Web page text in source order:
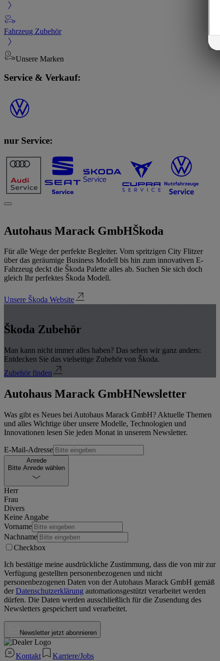
Fahrzeug Zubehör
Unsere Marken
Service & Verkauf:
nur Service:
Autohaus Marack GmbHŠkoda
Für alle Wege der perfekte Begleiter. Vom spritzigen City Flitzer
über das geräumige Business Modell bis hin zum innovativen E-
Fahrzeug deckt die Škoda Palette alles ab. Suchen Sie sich doch
gleich Ihr perfektes Škoda Modell.
Unsere Škoda Website
Škoda Zubehör
Man kann nicht immer alles haben? Das sehen wir ganz anders:
Entdecken Sie das vielseitige Zubehör von Škoda.
Zubehör finden
Autohaus Marack GmbHNewsletter
Was gibt es Neues bei Autohaus Marack GmbH? Aktuelle Themen
und alles Wichtige über unsere Modelle, Technologien und
Innovationen lesen Sie jeden Monat in unserem Newsletter.
E-Mail-Adresse
Anrede
Bitte Anrede wählen
Herr
Frau
Divers
Keine Angabe
Vorname
Nachname
Checkbox
Ich bestätige meine ausdrückliche Zustimmung, dass die von mir zur
Verfügung gestellten personenbezogenen und nicht
personenbezogenen Daten von derAutohaus Marack GmbH gemäß
derDatenschutzerklärung automationsgestützt verarbeitet werden
dürfen. Die Daten werden ausschließlich für die Zusendung des
Newsletters gespeichert und verarbeitet.
Newsletter jetzt abonnieren
Kontakt
Karriere/Jobs